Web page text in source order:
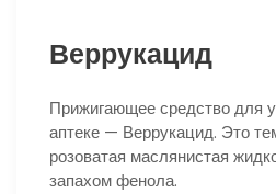
Веррукацид
Прижигающее средство для
аптеке — Веррукацид. Это
розоватая маслянистая
запахом фенола.